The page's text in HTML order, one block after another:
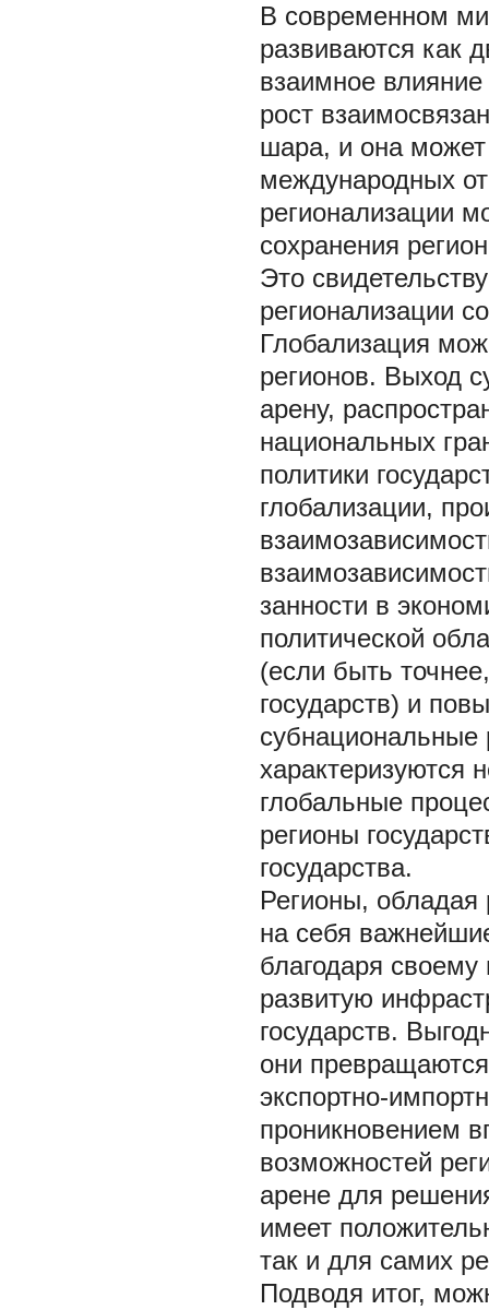
В современном
развиваются как
взаимное
рост
шара, и она может
международных
регионализации
сохранения
Это
регионализации
Глобализация
регионов. Выход
арену,
национальных
политики
глобализации,
занности в
политической
(если быть
государств) и
характеризуются
глобальные
регионы
государства.
Регионы, обладая
на себя
благодаря
развитую
государств.
они
экспортно-
проникновением
возможностей
арене для
имеет
так и для самих
Подводя итог,